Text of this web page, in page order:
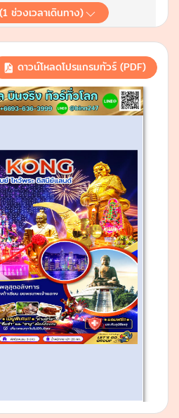
1ช่วงเวลาเดินทาง)
ดาวน์โหลดโปรแกรมทัวร์ (PDF)